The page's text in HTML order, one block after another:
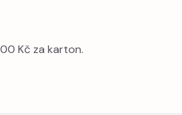
Kč za karton.